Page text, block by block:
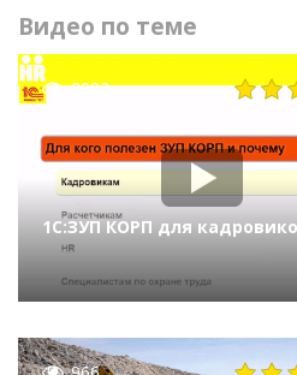
Видео по теме
2982
1С:ЗУП КОРП для